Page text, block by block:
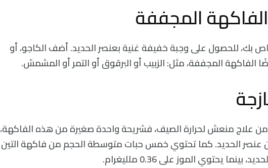
المجففة
بك، للحصول على وجبة خفيفة غنية بعنصر الحديد. أضف الكاجو، أو
الفاكهة المجففة، مثل: الزبيب أو البرقوق أو التمر أو المشمش.
علاج منعش لحرارة الصيف، فشريحة واحدة صغيرة من هذه الفاكهة،
من عنصر الحديد. كما تحتوي خمس حبات متوسطة الحجم من فاكهة التين
يحتوي الموز على 0.36 ملليغرام.